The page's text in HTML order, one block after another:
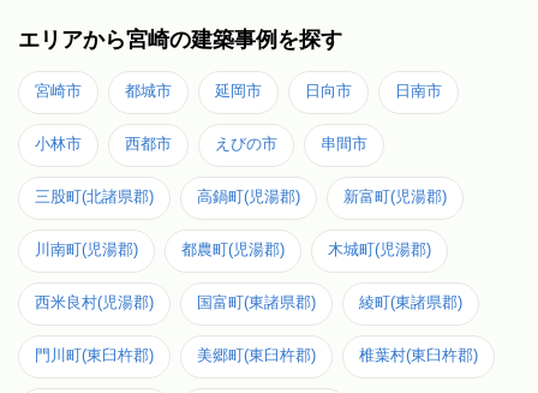
エリアから宮崎の建築事例を探す
宮崎市 都城市 延岡市 日向市 日南市
小林市 西都市 えびの市 串間市
三股町(北諸県郡) 高鍋町(児湯郡) 新富町(児湯郡)
川南町(児湯郡) 都農町(児湯郡) 木城町(児湯郡)
西米良村(児湯郡) 国富町(東諸県郡) 綾町(東諸県郡)
門川町(東臼杵郡) 美郷町(東臼杵郡) 椎葉村(東臼杵郡)